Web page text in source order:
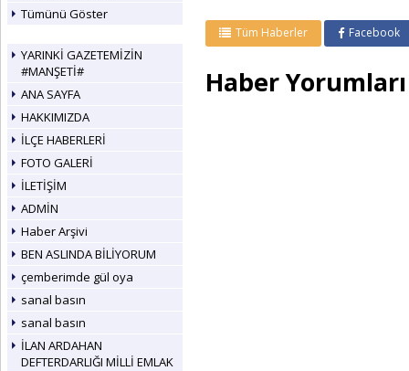
Tümünü Göster
YARINKİ GAZETEMİZİN
#MANŞETİ#
ANA SAYFA
HAKKIMIZDA
İLÇE HABERLERİ
FOTO GALERİ
İLETİŞİM
ADMİN
Haber Arşivi
BEN ASLINDA BİLİYORUM
çemberimde gül oya
sanal basın
sanal basın
İLAN ARDAHAN
DEFTERDARLIĞI MİLLİ EMLAK
Tüm Haberler Facebook
Haber Yorumları